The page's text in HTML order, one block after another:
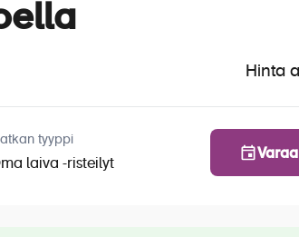
Hinta
tyyppi
laiva -risteilyt